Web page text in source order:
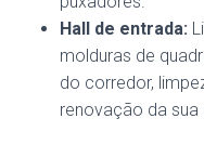
Hall de entrada:
molduras de
do corredor,
renovação da sua